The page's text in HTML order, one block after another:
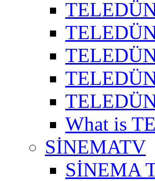
What is
SİNEMATV
SİNEMA